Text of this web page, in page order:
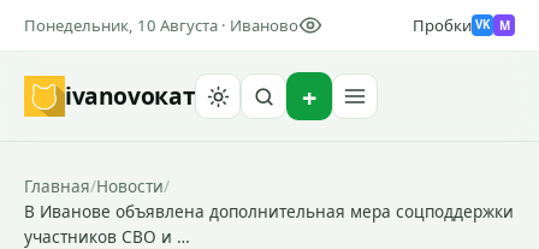
Понедельник, 10 Августа · Иваново Пробки VK M
ivanovoкат
Главная/Новости/
В Иванове объявлена дополнительная мера соцподдержки
участников СВО и …